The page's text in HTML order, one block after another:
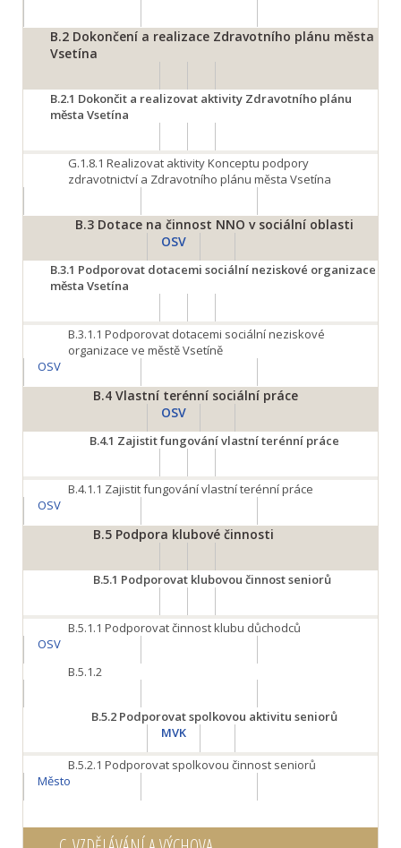
B.2 Dokončení a realizace Zdravotního plánu města
Vsetína
B.2.1 Dokončit a realizovat aktivity Zdravotního plánu
města Vsetína
G.1.8.1 Realizovat aktivity Konceptu podpory
zdravotnictví a Zdravotního plánu města Vsetína
B.3Dotace na činnost NNO v sociální oblasti
OSV
B.3.1 Podporovat dotacemi sociální neziskové organizace
města Vsetína
B.3.1.1 Podporovat dotacemi sociální neziskové
organizace ve městě Vsetíně
OSV
B.4 Vlastní terénní sociální práce
OSV
B.4.1 Zajistit fungování vlastní terénní práce
B.4.1.1 Zajistit fungování vlastní terénní práce
OSV
B.5 Podpora klubové činnosti
B.5.1 Podporovat klubovou činnost seniorů
B.5.1.1 Podporovat činnost klubu důchodců
OSV
B.5.1.2
B.5.2Podporovat spolkovou aktivitu seniorů
MVK
B.5.2.1 Podporovat spolkovou činnost seniorů
Město